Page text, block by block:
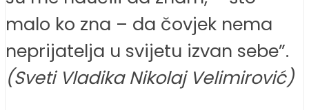
malo ko zna – da čovjek nema
neprijatelja u svijetu izvan sebe”.
(Sveti Vladika Nikolaj Velimirović)